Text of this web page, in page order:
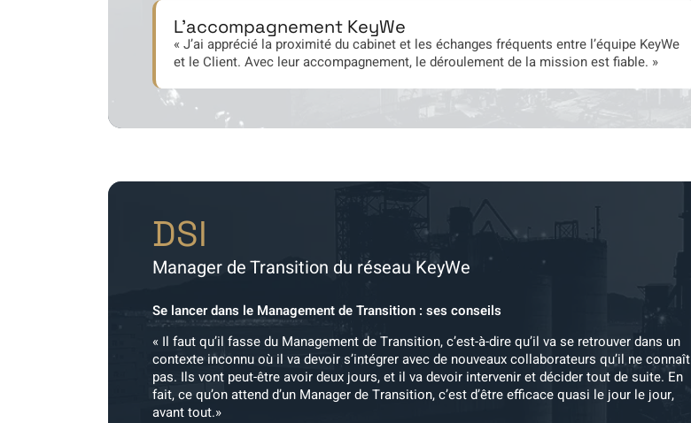
L'accompagnement KeyWe
« J’ai apprécié la proximité du cabinet et les échanges fréquents entre l’équipe KeyWe
et le Client. Avec leur accompagnement, le déroulement de la mission est fiable. »
DSI
Manager de Transition du réseau KeyWe
Se lancer dans le Management de Transition : ses conseils
« Il faut qu’il fasse du Management de Transition, c’est-à-dire qu’il va se retrouver dans un
contexte inconnu où il va devoir s’intégrer avec de nouveaux collaborateurs qu’il ne connaît
pas. Ils vont peut-être avoir deux jours, et il va devoir intervenir et décider tout de suite. En
fait, ce qu’on attend d’un Manager de Transition, c’est d’être efficace quasi le jour le jour,
avant tout.»